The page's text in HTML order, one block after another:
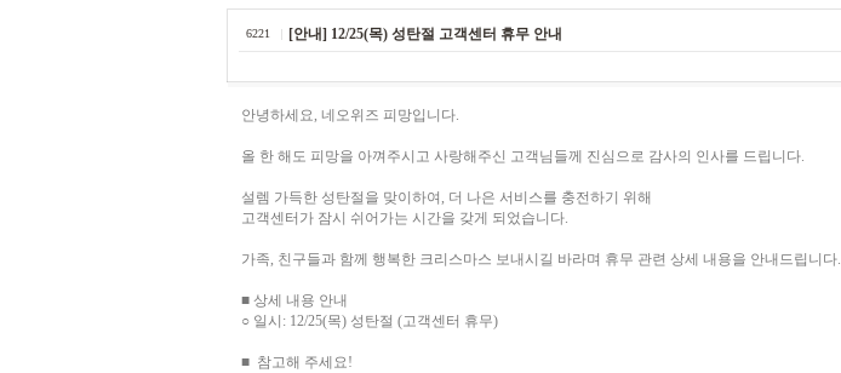
6221 [안내] 12/25(목) 성탄절 고객센터 휴무 안내
안녕하세요, 네오위즈 피망입니다.
올 한 해도 피망을 아껴주시고 사랑해주신 고객님들께 진심으로 감사의 인사를 드립니다.
설렘 가득한 성탄절을 맞이하여, 더 나은 서비스를 충전하기 위해
고객센터가 잠시 쉬어가는 시간을 갖게 되었습니다.
가족, 친구들과 함께 행복한 크리스마스 보내시길 바라며 휴무 관련 상세 내용을 안내드립니다.
■ 상세 내용 안내
○ 일시: 12/25(목) 성탄절 (고객센터 휴무)
■ 참고해 주세요!